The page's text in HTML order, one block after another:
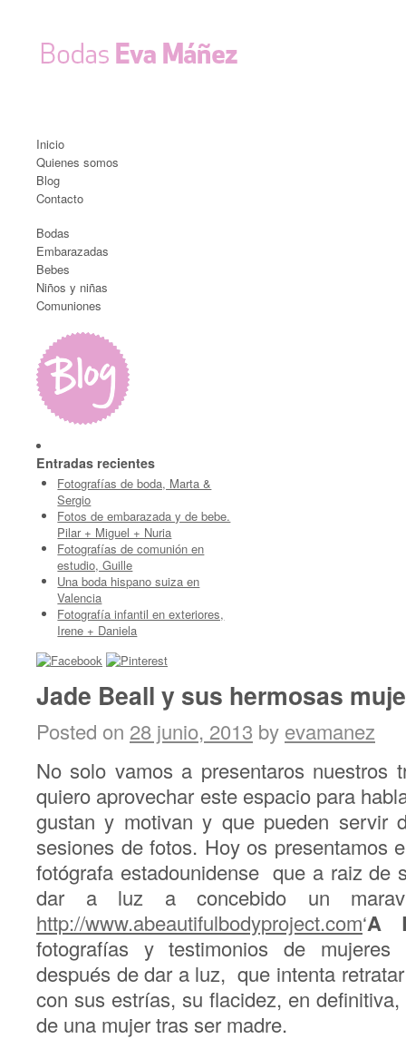
Inicio
Quienes somos
Blog
Contacto
Bodas
Embarazadas
Bebes
Niños y niñas
Comuniones
Entradas recientes
Fotografías de boda, Marta &
Sergio
Fotos de embarazada y de bebe.
Pilar + Miguel + Nuria
Fotografías de comunión en
estudio, Guille
Una boda hispano suiza en
Valencia
Fotografía infantil en exteriores,
Irene + Daniela
Jade Beall y sus hermosas
Posted on 28 junio, 2013 by evamanez
No solo vamos a presentaros nuestros
quiero aprovechar este espacio para
gustan y motivan y que pueden servir
sesiones de fotos. Hoy os presentamos
fotógrafa estadounidense que a raiz de
dar a luz a concebido un
http://www.abeautifulbodyproject.com‘A
fotografías y testimonios de mujeres
después de dar a luz, que intenta
con sus estrías, su flacidez, en
de una mujer tras ser madre.